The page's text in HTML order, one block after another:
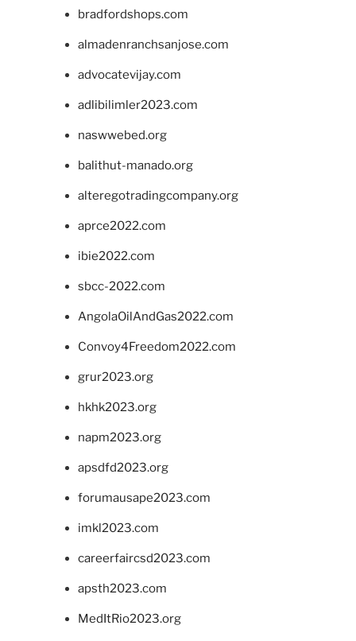
bradfordshops.com
almadenranchsanjose.com
advocatevijay.com
adlibilimler2023.com
naswwebed.org
balithut-manado.org
alteregotradingcompany.org
aprce2022.com
ibie2022.com
sbcc-2022.com
AngolaOilAndGas2022.com
Convoy4Freedom2022.com
grur2023.org
hkhk2023.org
napm2023.org
apsdfd2023.org
forumausape2023.com
imkl2023.com
careerfaircsd2023.com
apsth2023.com
MedItRio2023.org